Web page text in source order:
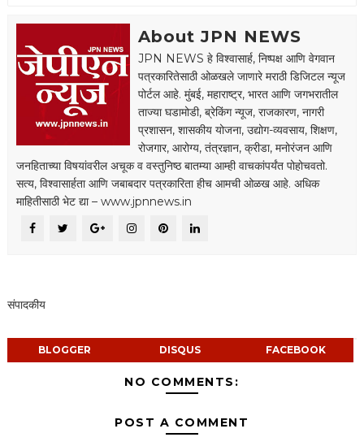
About JPN NEWS
JPN NEWS हे विश्वासार्ह, निष्पक्ष आणि वेगवान
पत्रकारितेसाठी ओळखले जाणारे मराठी डिजिटल न्यूज
पोर्टल आहे. मुंबई, महाराष्ट्र, भारत आणि जगभरातील
ताज्या घडामोडी, ब्रेकिंग न्यूज, राजकारण, नागरी
प्रशासन, शासकीय योजना, उद्योग-व्यवसाय, शिक्षण,
रोजगार, आरोग्य, तंत्रज्ञान, क्रीडा, मनोरंजन आणि
जनहिताच्या विषयांवरील अचूक व वस्तुनिष्ठ बातम्या आम्ही वाचकांपर्यंत पोहोचवतो.
सत्य, विश्वासार्हता आणि जबाबदार पत्रकारिता हीच आमची ओळख आहे. अधिक
माहितीसाठी भेट द्या – www.jpnnews.in
संपादकीय
BLOGGER DISQUS FACEBOOK
NO COMMENTS:
POST A COMMENT